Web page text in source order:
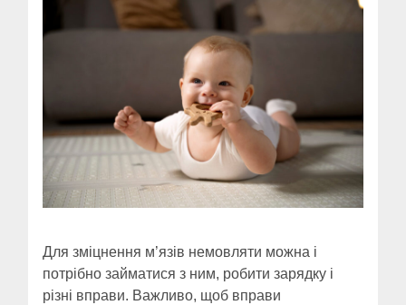
Для зміцнення м’язів немовляти можна і
потрібно займатися з ним, робити зарядку і
різні вправи. Важливо, щоб вправи